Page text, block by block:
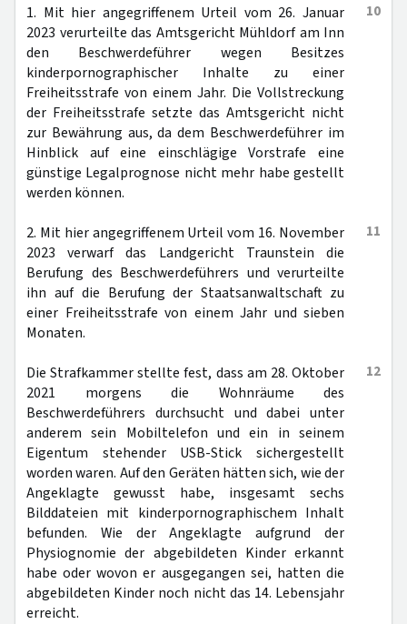
10
1. Mit hier angegriffenem Urteil vom 26. Januar
2023 verurteilte das Amtsgericht Mühldorf am Inn
den Beschwerdeführer wegen Besitzes
kinderpornographischer Inhalte zu einer
Freiheitsstrafe von einem Jahr. Die Vollstreckung
der Freiheitsstrafe setzte das Amtsgericht nicht
zur Bewährung aus, da dem Beschwerdeführer im
Hinblick auf eine einschlägige Vorstrafe eine
günstige Legalprognose nicht mehr habe gestellt
werden können.
11
2. Mit hier angegriffenem Urteil vom 16. November
2023 verwarf das Landgericht Traunstein die
Berufung des Beschwerdeführers und verurteilte
ihn auf die Berufung der Staatsanwaltschaft zu
einer Freiheitsstrafe von einem Jahr und sieben
Monaten.
12
Die Strafkammer stellte fest, dass am 28. Oktober
2021 morgens die Wohnräume des
Beschwerdeführers durchsucht und dabei unter
anderem sein Mobiltelefon und ein in seinem
Eigentum stehender USB-Stick sichergestellt
worden waren. Auf den Geräten hätten sich, wie der
Angeklagte gewusst habe, insgesamt sechs
Bilddateien mit kinderpornographischem Inhalt
befunden. Wie der Angeklagte aufgrund der
Physiognomie der abgebildeten Kinder erkannt
habe oder wovon er ausgegangen sei, hatten die
abgebildeten Kinder noch nicht das 14. Lebensjahr
erreicht.